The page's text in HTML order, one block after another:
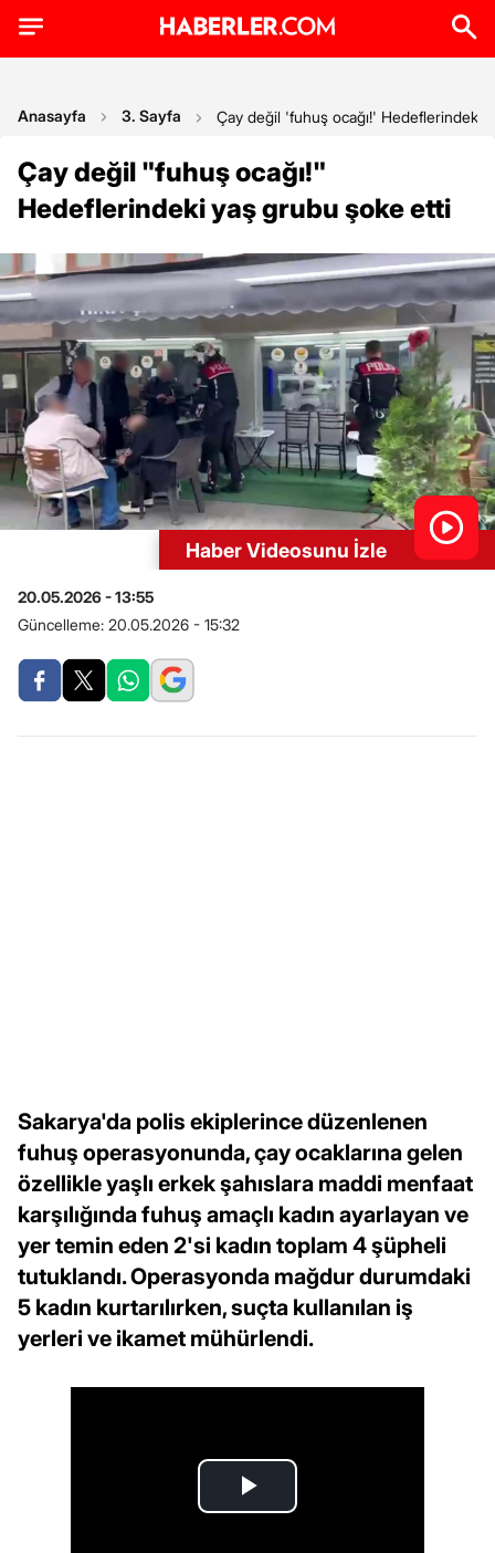
Anasayfa 3. Sayfa Çay değil 'fuhuş ocağı!' Hedeflerindeki
Çay değil "fuhuş ocağı!"
Hedeflerindeki yaş grubu şoke etti
Haber Videosunu İzle
20.05.2026 - 13:55
Güncelleme: 20.05.2026 - 15:32
Sakarya'da polis ekiplerince düzenlenen
fuhuş operasyonunda, çay ocaklarına gelen
özellikle yaşlı erkek şahıslara maddi menfaat
karşılığında fuhuş amaçlı kadın ayarlayan ve
yer temin eden 2'si kadın toplam 4 şüpheli
tutuklandı. Operasyonda mağdur durumdaki
5 kadın kurtarılırken, suçta kullanılan iş
yerleri ve ikamet mühürlendi.